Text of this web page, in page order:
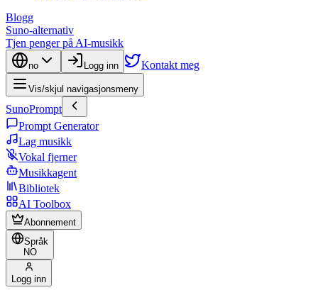
Blogg
Suno-alternativ
Tjen penger på AI-musikk
no Logg inn Kontakt meg
Vis/skjul navigasjonsmeny
SunoPrompt
Prompt Generator
Lag musikk
Vokal fjerner
Musikkagent
Bibliotek
AI Toolbox
Abonnement
Språk
NO
Logg inn